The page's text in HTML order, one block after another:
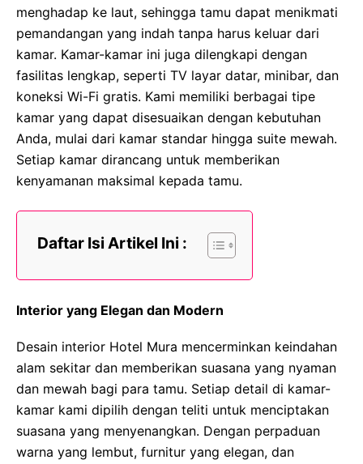
menghadap ke laut, sehingga tamu dapat menikmati
pemandangan yang indah tanpa harus keluar dari
kamar. Kamar-kamar ini juga dilengkapi dengan
fasilitas lengkap, seperti TV layar datar, minibar, dan
koneksi Wi-Fi gratis. Kami memiliki berbagai tipe
kamar yang dapat disesuaikan dengan kebutuhan
Anda, mulai dari kamar standar hingga suite mewah.
Setiap kamar dirancang untuk memberikan
kenyamanan maksimal kepada tamu.
Daftar Isi Artikel Ini :
Interior yang Elegan dan Modern
Desain interior Hotel Mura mencerminkan keindahan
alam sekitar dan memberikan suasana yang nyaman
dan mewah bagi para tamu. Setiap detail di kamar-
kamar kami dipilih dengan teliti untuk menciptakan
suasana yang menyenangkan. Dengan perpaduan
warna yang lembut, furnitur yang elegan, dan